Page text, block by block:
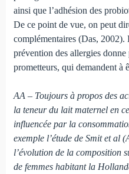
ainsi que l’adhésion des
De ce point de vue, on peut
complémentaires (Das,
prévention des allergies donne
prometteurs, qui demandent à
AA – Toujours à propos des
la teneur du lait maternel en
influencée par la
exemple l’étude de Smit et al
l’évolution de la composition
de femmes habitant la